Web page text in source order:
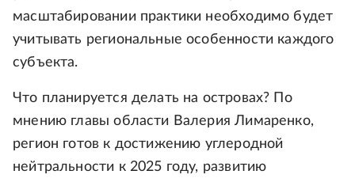
масштабировании практики необходимо будет
учитывать региональные особенности каждого
субъекта.
Что планируется делать на островах? По
мнению главы области Валерия Лимаренко,
регион готов к достижению углеродной
нейтральности к 2025 году, развитию